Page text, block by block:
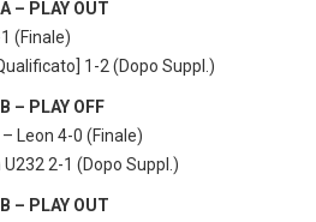
– PLAY OUT
(Finale)
1-2 (Dopo Suppl.)
– PLAY OFF
Leon 4-0 (Finale)
2-1 (Dopo Suppl.)
– PLAY OUT